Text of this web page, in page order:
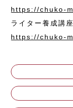
https://chuko-
ライター養成講
https://chuko-